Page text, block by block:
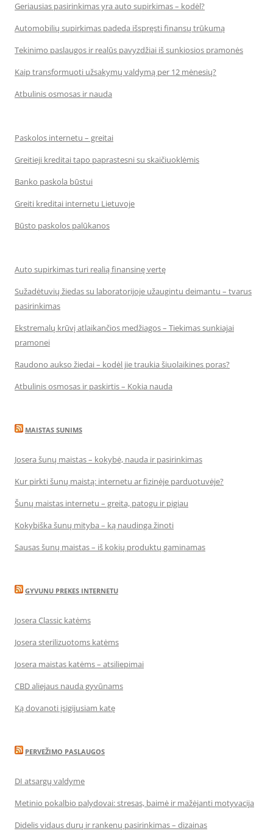
Geriausias pasirinkimas yra auto supirkimas – kodėl?
Automobilių supirkimas padeda išspręsti finansų trūkumą
Tekinimo paslaugos ir realūs pavyzdžiai iš sunkiosios pramonės
Kaip transformuoti užsakymų valdymą per 12 mėnesių?
Atbulinis osmosas ir nauda
Paskolos internetu – greitai
Greitieji kreditai tapo paprastesni su skaičiuoklėmis
Banko paskola būstui
Greiti kreditai internetu Lietuvoje
Būsto paskolos palūkanos
Auto supirkimas turi realią finansinę vertę
Sužadėtuvių žiedas su laboratorijoje užaugintu deimantu – tvarus
pasirinkimas
Ekstremalų krūvį atlaikančios medžiagos – Tiekimas sunkiajai
pramonei
Raudono aukso žiedai – kodėl jie traukia šiuolaikines poras?
Atbulinis osmosas ir paskirtis – Kokia nauda
MAISTAS SUNIMS
Josera šunų maistas – kokybė, nauda ir pasirinkimas
Kur pirkti šunų maistą: internetu ar fizinėje parduotuvėje?
Šunų maistas internetu – greita, patogu ir pigiau
Kokybiška šunų mityba – ką naudinga žinoti
Sausas šunų maistas – iš kokių produktų gaminamas
GYVUNU PREKES INTERNETU
Josera Classic katėms
Josera sterilizuotoms katėms
Josera maistas katėms – atsiliepimai
CBD aliejaus nauda gyvūnams
Ką dovanoti įsigijusiam katę
PERVEŽIMO PASLAUGOS
DI atsargų valdyme
Metinio pokalbio palydovai: stresas, baimė ir mažėjanti motyvacija
Didelis vidaus durų ir rankenų pasirinkimas – dizainas